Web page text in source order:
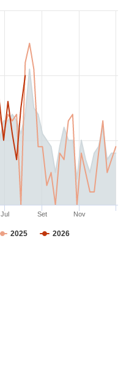
2025 2026
Jul Set Nov